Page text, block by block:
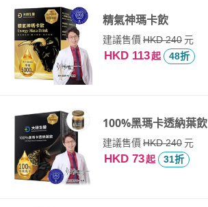
精氣神瑪卡飲
建議售價HKD 240元
HKD 113起 48折
100%黑瑪卡透納葉飲
建議售價HKD 240元
HKD 73起 31折